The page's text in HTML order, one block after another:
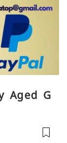
Aged G